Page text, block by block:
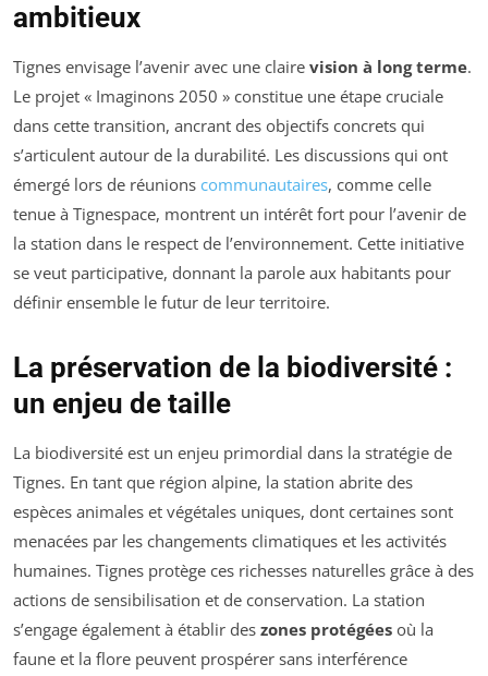
ambitieux
Tignes envisage l’avenir avec une claire vision à long terme.
Le projet « Imaginons 2050 » constitue une étape cruciale
dans cette transition, ancrant des objectifs concrets qui
s’articulent autour de la durabilité. Les discussions qui ont
émergé lors de réunions communautaires, comme celle
tenue à Tignespace, montrent un intérêt fort pour l’avenir de
la station dans le respect de l’environnement. Cette initiative
se veut participative, donnant la parole aux habitants pour
définir ensemble le futur de leur territoire.
La préservation de la biodiversité :
un enjeu de taille
La biodiversité est un enjeu primordial dans la stratégie de
Tignes. En tant que région alpine, la station abrite des
espèces animales et végétales uniques, dont certaines sont
menacées par les changements climatiques et les activités
humaines. Tignes protège ces richesses naturelles grâce à des
actions de sensibilisation et de conservation. La station
s’engage également à établir des zones protégées où la
faune et la flore peuvent prospérer sans interférence